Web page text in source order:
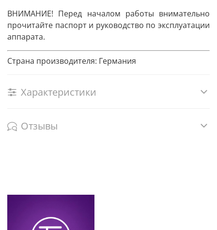
ВНИМАНИЕ! Перед началом работы внимательно
прочитайте паспорт и руководство по эксплуатации
аппарата.
Страна производителя: Германия
Характеристики
Отзывы